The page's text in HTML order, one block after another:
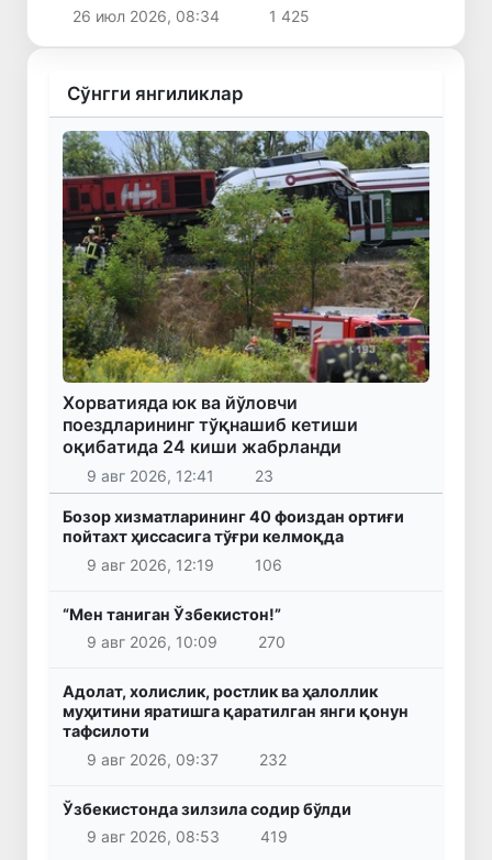
26 июл 2026, 08:34 1 425
Сўнгги янгиликлар
Хорватияда юк ва йўловчи
поездларининг тўқнашиб кетиши
оқибатида 24 киши жабрланди
9 авг 2026, 12:41 23
Бозор хизматларининг 40 фоиздан ортиғи
пойтахт ҳиссасига тўғри келмоқда
9 авг 2026, 12:19
106
“Мен таниган Ўзбекистон!”
9 авг 2026, 10:09
270
Адолат, холислик, ростлик ва ҳалоллик
муҳитини яратишга қаратилган янги қонун
тафсилоти
9 авг 2026, 09:37
232
Ўзбекистонда зилзила содир бўлди
9 авг 2026, 08:53
419